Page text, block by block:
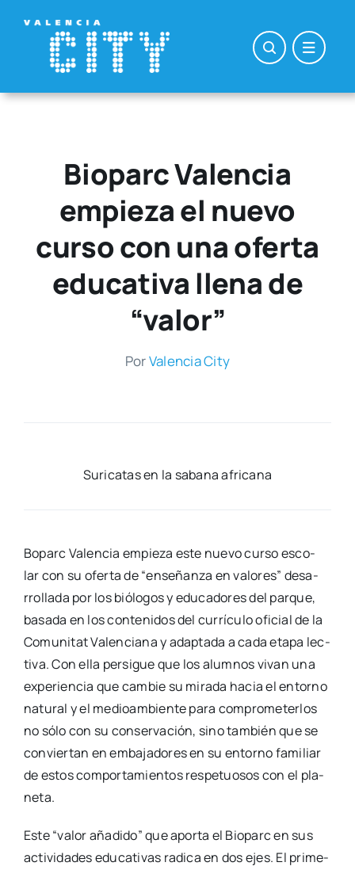
contenido
Bioparc Valencia
empieza el nuevo
curso con una oferta
educativa llena de
“valor”
PorValen­cia City
Suri­ca­tas en la saba­na afri­ca­na
Boparc Valen­cia empie­za este nue­vo cur­so esco­
lar con su ofer­ta de “ense­ñan­za en valo­res” desa­
rro­lla­da por los bió­lo­gos y edu­ca­do­res del par­que,
basa­da en los con­te­ni­dos del currícu­lo ofi­cial de la
Comu­ni­tat Valen­cia­na y adap­ta­da a cada eta­pa lec­
ti­va. Con ella per­si­gue que los alum­nos vivan una
expe­rien­cia que cam­bie su mira­da hacia el entorno
natu­ral y el medioam­bien­te para com­pro­me­ter­los
no sólo con su con­ser­va­ción, sino tam­bién que se
con­vier­tan en emba­ja­do­res en su entorno fami­liar
de estos com­por­ta­mien­tos res­pe­tuo­sos con el pla­
ne­ta.
Este “valor aña­di­do” que apor­ta el Bio­parc en sus
acti­vi­da­des edu­ca­ti­vas radi­ca en dos ejes. El pri­me­